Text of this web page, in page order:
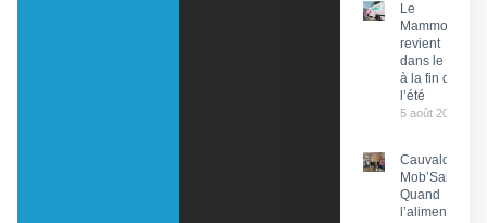
Le
Mammobile
revient
dans le Lot
à la fin de
l’été
5 août 2026
Cauvaldor –
Mob’Santé :
Quand
l’alimentation